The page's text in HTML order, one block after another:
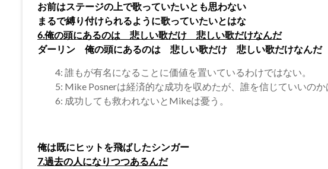
お前はステージの上で歌っていたいとも思わない
まるで縛り付けられるように歌っていたいとはな
6.俺の頭にあるのは 悲しい歌だけ 悲しい歌だけなんだ
ダーリン 俺の頭にあるのは 悲しい歌だけ 悲しい歌だけなんだ
4: 誰もが有名になることに価値を置いているわけではない。
5: Mike Posnerは経済的な成功を収めたが、誰を信じていいのか
6: 成功しても救われないとMikeは憂う。
俺は既にヒットを飛ばしたシンガー
7.過去の人になりつつあるんだ